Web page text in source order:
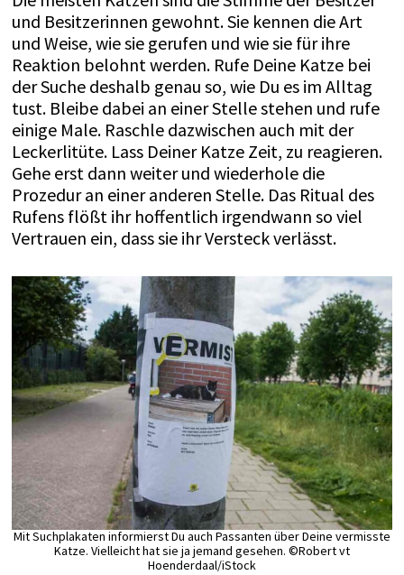
und Besitzerinnen gewohnt. Sie kennen die Art
und Weise, wie sie gerufen und wie sie für ihre
Reaktion belohnt werden. Rufe Deine Katze bei
der Suche deshalb genau so, wie Du es im Alltag
tust. Bleibe dabei an einer Stelle stehen und rufe
einige Male. Raschle dazwischen auch mit der
Leckerlitüte. Lass Deiner Katze Zeit, zu reagieren.
Gehe erst dann weiter und wiederhole die
Prozedur an einer anderen Stelle. Das Ritual des
Rufens flößt ihr hoffentlich irgendwann so viel
Vertrauen ein, dass sie ihr Versteck verlässt.
Mit Suchplakaten informierst Du auch Passanten über Deine vermisste
Katze. Vielleicht hat sie ja jemand gesehen. ©Robert vt
Hoenderdaal/iStock